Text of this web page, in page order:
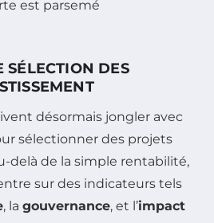
est parsemé
SÉLECTION DES
désormais jongler avec
sélectionner des projets
delà de la simple rentabilité,
sur des indicateurs tels
, la gouvernance, et l’impact